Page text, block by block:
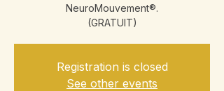
NeuroMouvement®.
(GRATUIT)
Registration is closed
See other events